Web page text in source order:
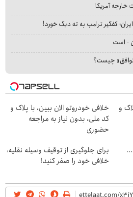
آمریکا
کفگیر ترامپ به ته دیگ خورد!
- است
چیست؟
و
خلافی خودروتو الان ببین، با پلاک و
کد ملی، بدون نیاز به مراجعه
حضوری
برای جلوگیری از توقیف وسیله نقلیه،
خلافی خود را صفر کنید!